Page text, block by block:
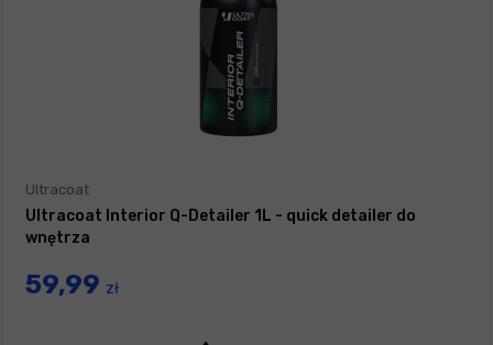
Ultracoat
Ultracoat Interior Q-Detailer 1L - quick detailer do
wnętrza
59,99 zł